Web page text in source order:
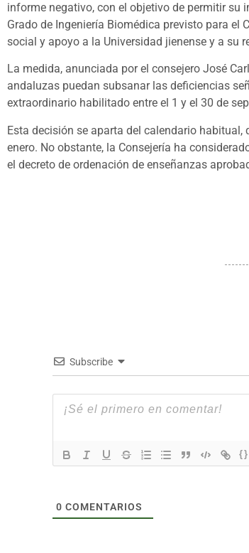
informe negativo, con el objetivo de permitir su
Grado de Ingeniería Biomédica previsto para el
social y apoyo a la Universidad jienense y a su
La medida, anunciada por el consejero José
andaluzas puedan subsanar las deficiencias
extraordinario habilitado entre el 1 y el 30 de
Esta decisión se aparta del calendario
enero. No obstante, la Consejería ha
el decreto de ordenación de enseñanzas
Subscribe
{}
0 COMENTARIOS